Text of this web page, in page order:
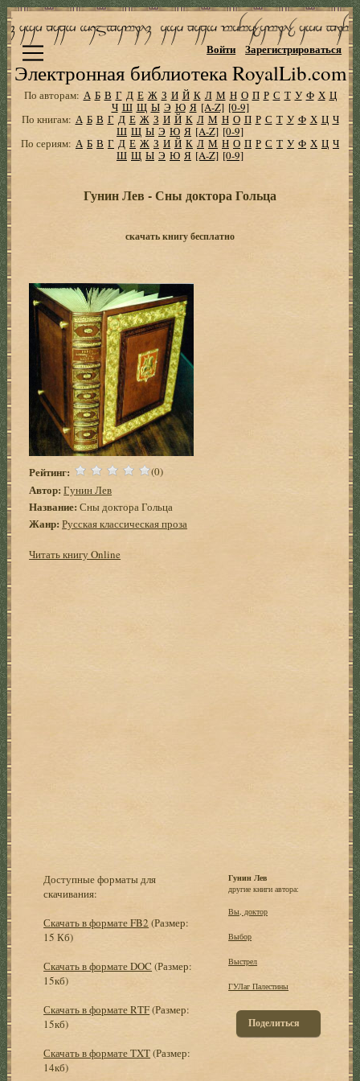
Электронная библиотека RoyalLib.com
Войти Зарегистрироваться
По авторам: А Б В Г Д Е Ж З И Й К Л М Н О П Р С Т У Ф Х Ц
Ч Ш Щ Ы Э Ю Я [A-Z] [0-9]
По книгам: А Б В Г Д Е Ж З И Й К Л М Н О П Р С Т У Ф Х Ц Ч
Ш Щ Ы Э Ю Я [A-Z] [0-9]
По сериям: А Б В Г Д Е Ж З И Й К Л М Н О П Р С Т У Ф Х Ц Ч
Ш Щ Ы Э Ю Я [A-Z] [0-9]
Гунин Лев - Сны доктора Гольца
скачать книгу бесплатно
Рейтинг: (0)
Автор: Гунин Лев
Название: Сны доктора Гольца
Жанр: Русская классическая проза
Читать книгу Online
Доступные форматы для
скачивания:
Скачать в формате FB2 (Размер:
15 Кб)
Скачать в формате DOC (Размер:
15кб)
Скачать в формате RTF(Размер:
15кб)
Скачать в формате TXT(Размер:
14кб)
Гунин Лев
другие книги автора:
Вы, доктор
Выбор
Выстрел
ГУЛаг Палестины
Поделиться